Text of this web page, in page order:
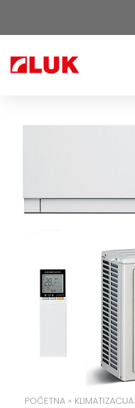
POČETNA » KLIMATIZACIJA